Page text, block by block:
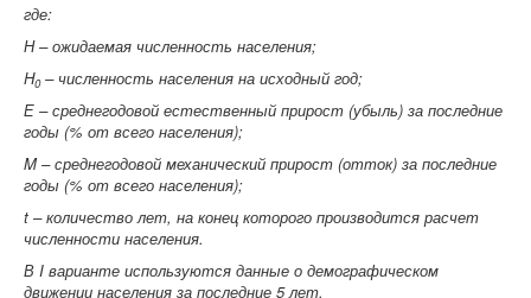
где:
Н – ожидаемая численность населения;
H0– численность населения на исходный год;
Е – среднегодовой естественный прирост (убыль) за последние
годы (% от всего населения);
M– среднегодовой механический прирост (отток) за последние
годы (% от всего населения);
t – количество лет, на конец которого производится расчет
численности населения.
В I варианте используются данные о демографическом
движении населения за последние 5 лет.